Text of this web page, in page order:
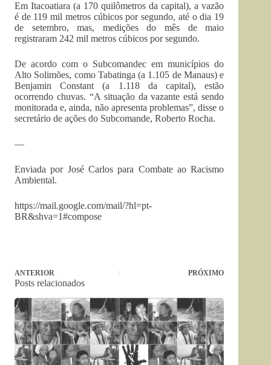
Em Itacoatiara (a 170 quilômetros da capital), a vazão
é de 119 mil metros cúbicos por segundo, até o dia 19
de setembro, mas, medições do mês de maio
registraram 242 mil metros cúbicos por segundo.
De acordo com o Subcomandec em municípios do
Alto Solimões, como Tabatinga (a 1.105 de Manaus) e
Benjamin Constant (a 1.118 da capital), estão
ocorrendo chuvas. “A situação da vazante está sendo
monitorada e, ainda, não apresenta problemas”, disse o
secretário de ações do Subcomande, Roberto Rocha.
—
Enviada por José Carlos para Combate ao Racismo
Ambiental.
https://mail.google.com/mail/?hl=pt-
BR&shva=1#compose
ANTERIOR PRÓXIMO
Posts relacionados